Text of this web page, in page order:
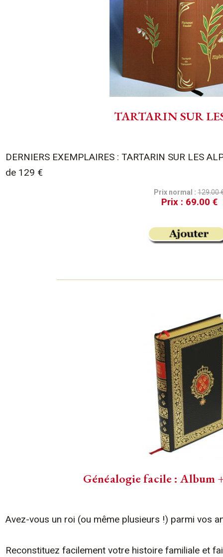
TARTARIN SUR
DERNIERS EXEMPLAIRES : TARTARIN SUR LES
de 129 €
Prix normal : 129.00
Prix : 69.00 €
Généalogie facile : Album
Avez-vous un roi (ou même plusieurs !) parmi vos
Reconstituez facilement votre histoire familiale et